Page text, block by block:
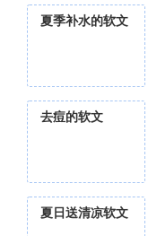
夏季补水的软文
去痘的软文
夏日送清凉软文